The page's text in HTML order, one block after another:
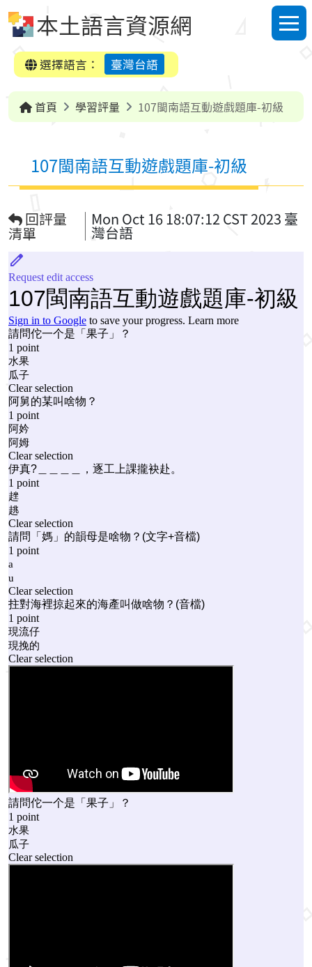
本土語言資源網
選單
選擇語言：
臺灣台語
首頁 學習評量 107閩南語互動遊戲題庫-初級
107閩南語互動遊戲題庫-初級
回評量
清單
Mon Oct 16 18:07:12 CST 2023 臺
灣台語